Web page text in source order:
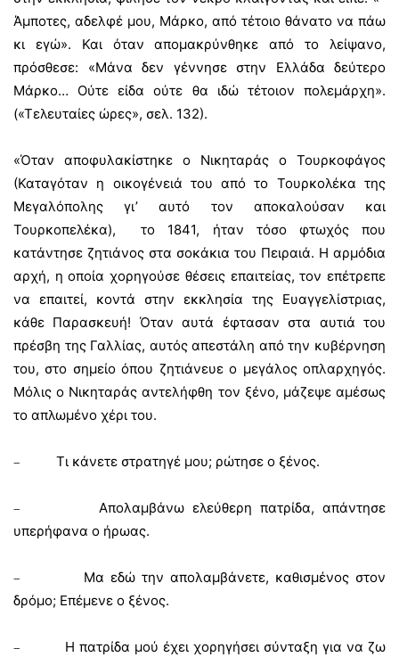
Άμποτες, αδελφέ μου, Μάρκο, από τέτοιο θάνατο να πάω
κι εγώ». Και όταν απομακρύνθηκε από το λείψανο,
πρόσθεσε: «Μάνα δεν γέννησε στην Ελλάδα δεύτερο
Μάρκο… Ούτε είδα ούτε θα ιδώ τέτοιον πολεμάρχη».
(«Τελευταίες ώρες», σελ. 132).
«Όταν αποφυλακίστηκε ο Νικηταράς ο Τουρκοφάγος
(Καταγόταν η οικογένειά του από το Τουρκολέκα της
Μεγαλόπολης γι’ αυτό τον αποκαλούσαν και
Τουρκοπελέκα), το 1841, ήταν τόσο φτωχός που
κατάντησε ζητιάνος στα σοκάκια του Πειραιά. Η αρμόδια
αρχή, η οποία χορηγούσε θέσεις επαιτείας, τον επέτρεπε
να επαιτεί, κοντά στην εκκλησία της Ευαγγελίστριας,
κάθε Παρασκευή! Όταν αυτά έφτασαν στα αυτιά του
πρέσβη της Γαλλίας, αυτός απεστάλη από την κυβέρνηση
του, στο σημείο όπου ζητιάνευε ο μεγάλος οπλαρχηγός.
Μόλις ο Νικηταράς αντελήφθη τον ξένο, μάζεψε αμέσως
το απλωμένο χέρι του.
– Τι κάνετε στρατηγέ μου; ρώτησε ο ξένος.
– Απολαμβάνω ελεύθερη πατρίδα, απάντησε
υπερήφανα ο ήρωας.
– Μα εδώ την απολαμβάνετε, καθισμένος στον
δρόμο; Επέμενε ο ξένος.
– Η πατρίδα μού έχει χορηγήσει σύνταξη για να ζω